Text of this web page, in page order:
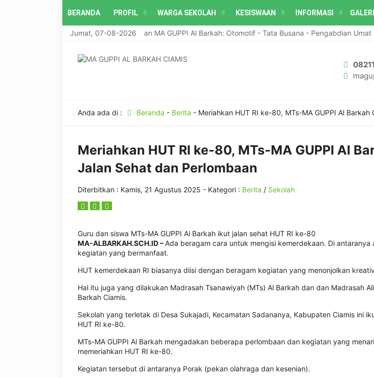
BERANDA PROFIL WARGA SEKOLAH KESISWAAN INFORMASI GALERI
Jumat, 07-08-2026
Program Unggulan MA GUPPI Al Barkah: Otomotif - Tata Busana - Pengabdian Umat
Anda ada di : Beranda - Berita - Meriahkan HUT RI ke-80, MTs-MA GUPPI Al
Meriahkan HUT RI ke-80, MTs-MA GUPPI Al
Jalan Sehat dan Perlombaan
Diterbitkan : Kamis, 21 Agustus 2025 - Kategori : Berita / Sekolah
Guru dan siswa MTs-MA GUPPI Al Barkah ikut jalan sehat HUT RI ke-80
MA-ALBARKAH.SCH.ID –Ada beragam cara untuk mengisi kemerdekaan. Di antaranya
kegiatan yang bermanfaat.
HUT kemerdekaan RI biasanya diisi dengan beragam kegiatan yang menonjolkan
Hal itu juga yang dilakukan Madrasah Tsanawiyah (MTs) Al Barkah dan dan Madrasah
Barkah Ciamis.
Sekolah yang terletak di Desa Sukajadi, Kecamatan Sadananya, Kabupaten Ciamis ini
HUT RI ke-80.
MTs-MA GUPPI Al Barkah mengadakan beberapa perlombaan dan kegiatan yang
memeriahkan HUT RI ke-80.
Kegiatan tersebut di antaranya Porak (pekan olahraga dan kesenian).